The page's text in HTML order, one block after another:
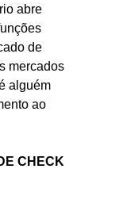
abre
de
mercados
alguém
ao
CHECK